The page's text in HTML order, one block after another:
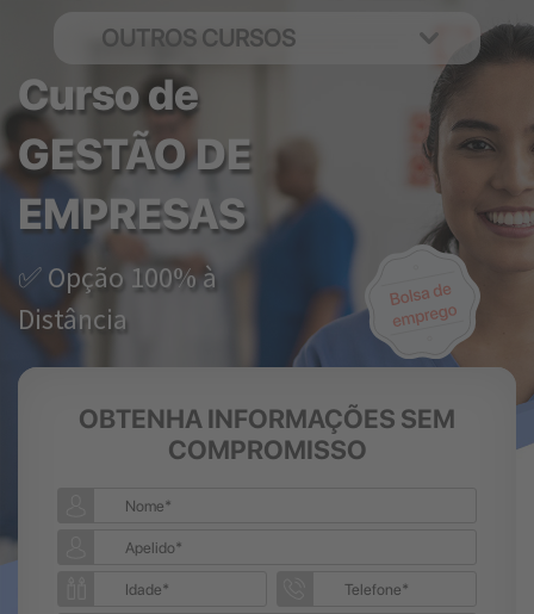
Curso de
GESTÃO DE
EMPRESAS
✅ Opção 100% à
Distância
OUTROS CURSOS
OBTENHA INFORMAÇÕES SEM
COMPROMISSO